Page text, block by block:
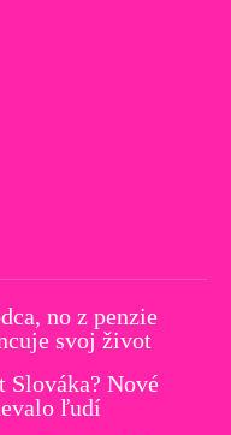
no z penzie
svoj život
Nové
ľudí